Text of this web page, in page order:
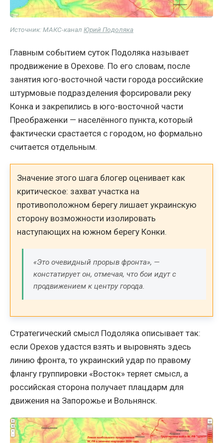
Источник: МАКС-канал Юрий Подоляка
Главным событием суток Подоляка называет
продвижение в Орехове. По его словам, после
занятия юго-восточной части города российские
штурмовые подразделения форсировали реку
Конка и закрепились в юго-восточной части
Преображенки — населённого пункта, который
фактически срастается с городом, но формально
считается отдельным.
Значение этого шага блогер оценивает как
критическое: захват участка на
противоположном берегу лишает украинскую
сторону возможности изолировать
наступающих на южном берегу Конки.
«Это очевидный прорыв фронта», —
констатирует он, отмечая, что бои идут с
продвижением к центру города.
Стратегический смысл Подоляка описывает так:
если Орехов удастся взять и выровнять здесь
линию фронта, то украинский удар по правому
флангу группировки «Восток» теряет смысл, а
российская сторона получает плацдарм для
движения на Запорожье и Вольнянск.